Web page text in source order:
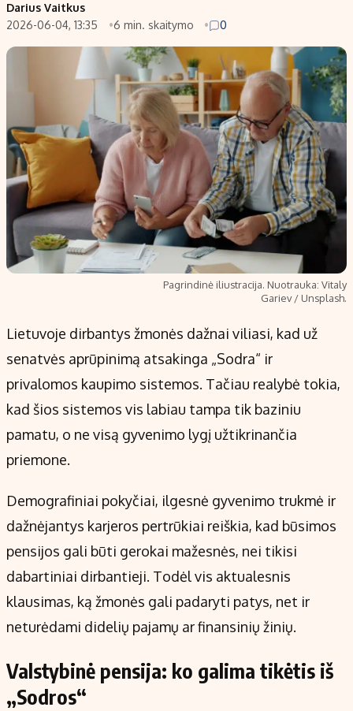
Investavimas
Akcijų rinka
Saulės elektrinės
Kriptovaliutos
Migracija
Nedarbo išmokos skaičiuoklė
Indėliai
Indėlių skaičiuoklė
Būsto finansai
Įdomios naujienos
Redakcija
Apie mus
Redakcijos politika
Privatumo politika
Regionų naujienos
Indėlių palūkanos
Darius Vaitkus
2026-06-04, 13:35
6 min. skaitymo 0
Pagrindinė iliustracija. Nuotrauka: Vitaly
Gariev / Unsplash.
Lietuvoje dirbantys žmonės dažnai viliasi, kad už
senatvės aprūpinimą atsakinga „Sodra“ ir
privalomos kaupimo sistemos. Tačiau realybė tokia,
kad šios sistemos vis labiau tampa tik baziniu
pamatu, o ne visą gyvenimo lygį užtikrinančia
priemone.
Demografiniai pokyčiai, ilgesnė gyvenimo trukmė ir
dažnėjantys karjeros pertrūkiai reiškia, kad būsimos
pensijos gali būti gerokai mažesnės, nei tikisi
dabartiniai dirbantieji. Todėl vis aktualesnis
klausimas, ką žmonės gali padaryti patys, net ir
neturėdami didelių pajamų ar finansinių žinių.
Valstybinė pensija: ko galima tikėtis iš
„Sodros“